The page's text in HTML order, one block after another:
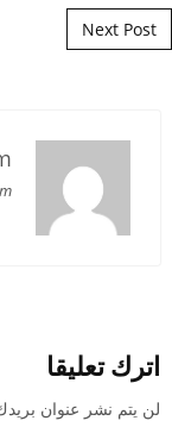
navigation
Next Post
اترك تعليقا
لن يتم نشر عنوان